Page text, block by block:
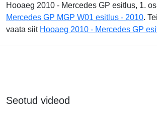
Hooaeg 2010 - Mercedes GP esitlus, 1.
Mercedes GP MGP W01 esitlus - 2010.
vaata siit Hooaeg 2010 - Mercedes GP
Seotud videod